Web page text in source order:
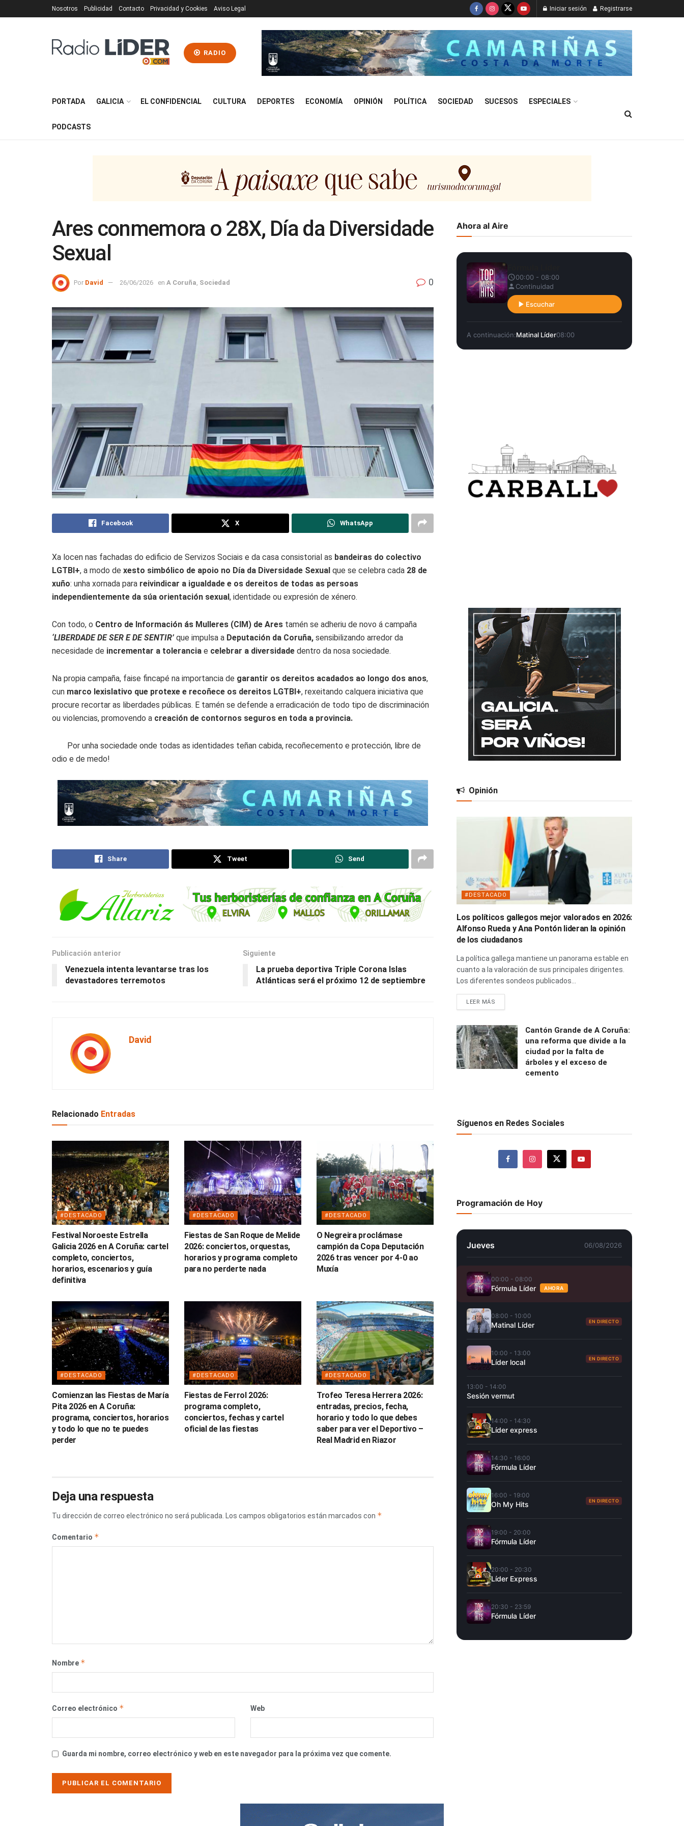
Nosotros Publicidad Contacto Privacidad y Cookies Aviso Legal Iniciar sesión Registrarse
RADIO
PORTADA GALICIA EL CONFIDENCIAL CULTURA DEPORTES ECONOMÍA OPINIÓN POLÍTICA SOCIEDAD SUCESOS ESPECIALES
PODCASTS
Ares conmemora o 28X, Día da Diversidade
Sexual
Por David 26/06/2026 en A Coruña Sociedad 0
Facebook X WhatsApp
Xa locen nas fachadas do edificio de Servizos Sociais e da casa consistorial as bandeiras do colectivo
LGTBI+, a modo de xesto simbólico de apoio no Día da Diversidade Sexual que se celebra cada 28 de
xuño: unha xornada para reivindicar a igualdade e os dereitos de todas as persoas
independientemente da súa orientación sexual, identidade ou expresión de xénero.
Con todo, o Centro de Información ás Mulleres (CIM) de Ares tamén se adheriu de novo á campaña
‘LIBERDADE DE SER E DE SENTIR’ que impulsa a Deputación da Coruña, sensibilizando arredor da
necesidade de incrementar a tolerancia e celebrar a diversidade dentro da nosa sociedade.
Na propia campaña, faise fincapé na importancia de garantir os dereitos acadados ao longo dos anos,
cun marco lexislativo que protexe e recoñece os dereitos LGTBI+, rexeitando calquera iniciativa que
procure recortar as liberdades públicas. E tamén se defende a erradicación de todo tipo de discriminación
ou violencias, promovendo a creación de contornos seguros en toda a provincia.
Por unha sociedade onde todas as identidades teñan cabida, recoñecemento e protección, libre de
odio e de medo!
Share Tweet Send
Publicación anterior
Venezuela intenta levantarse tras los
devastadores terremotos
Siguiente
La prueba deportiva Triple Corona Islas
Atlánticas será el próximo 12 de septiembre
David
Relacionado Entradas
#DESTACADO
Festival Noroeste Estrella
Galicia 2026 en A Coruña: cartel
completo, conciertos,
horarios, escenarios y guía
definitiva
#DESTACADO
Fiestas de San Roque de Melide
2026: conciertos, orquestas,
horarios y programa completo
para no perderte nada
#DESTACADO
O Negreira proclámase
campión da Copa Deputación
2026 tras vencer por 4-0 ao
Muxía
#DESTACADO
Comienzan las Fiestas de María
Pita 2026 en A Coruña:
programa, conciertos, horarios
y todo lo que no te puedes
perder
#DESTACADO
Fiestas de Ferrol 2026:
programa completo,
conciertos, fechas y cartel
oficial de las fiestas
#DESTACADO
Trofeo Teresa Herrera 2026:
entradas, precios, fecha,
horario y todo lo que debes
saber para ver el Deportivo –
Real Madrid en Riazor
Deja una respuesta
Tu dirección de correo electrónico no será publicada. Los campos obligatorios están marcados con *
Comentario *
Nombre *
Correo electrónico * Web
Guarda mi nombre, correo electrónico y web en este navegador para la próxima vez que comente.
Ahora al Aire
00:00 - 08:00
Continuidad
Escuchar
A continuación:Matinal Líder08:00
Opinión
#DESTACADO
Los políticos gallegos mejor valorados en 2026:
Alfonso Rueda y Ana Pontón lideran la opinión
de los ciudadanos
La política gallega mantiene un panorama estable en
cuanto a la valoración de sus principales dirigentes.
Los diferentes sondeos publicados...
LEER MÁS
Cantón Grande de A Coruña:
una reforma que divide a la
ciudad por la falta de
árboles y el exceso de
cemento
Síguenos en Redes Sociales
Programación de Hoy
Jueves 06/08/2026
00:00 - 08:00
Fórmula Líder AHORA
08:00 - 10:00
Matinal Líder EN DIRECTO
10:00 - 13:00
Líder local EN DIRECTO
13:00 - 14:00
Sesión vermut
14:00 - 14:30
Líder express
14:30 - 16:00
Fórmula Líder
16:00 - 19:00
Oh My Hits EN DIRECTO
19:00 - 20:00
Fórmula Líder
20:00 - 20:30
Líder Express
20:30 - 23:59
Fórmula Líder